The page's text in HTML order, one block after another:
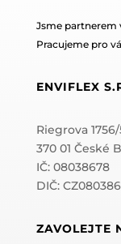
Jsme partnerem
Pracujeme pro
ENVIFLEX
Riegrova 1756/
370 01 České
IČ: 08038678
DIČ:
ZAVOLEJTE